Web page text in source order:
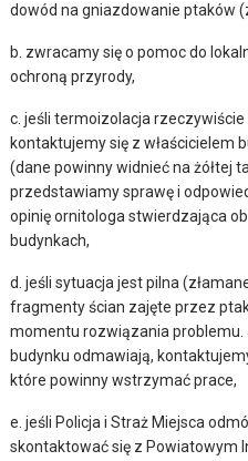
dowód na gniazdowanie ptaków
b. zwracamy się o pomoc do
ochroną przyrody,
c. jeśli termoizolacja
kontaktujemy się z właścicielem
(dane powinny widnieć na żółtej
przedstawiamy sprawę i
opinię ornitologa stwierdzająca
budynkach,
d. jeśli sytuacja jest pilna
fragmenty ścian zajęte przez
momentu rozwiązania problemu.
budynku odmawiają,
które powinny wstrzymać prace,
e. jeśli Policja i Straż Miejsca
skontaktować się z Powiatowym